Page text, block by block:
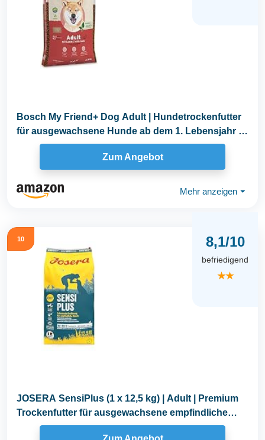
Bosch My Friend+ Dog Adult | Hundetrockenfutter
für ausgewachsene Hunde ab dem 1. Lebensjahr | 1
Zum Angebot
Mehr anzeigen ⏷
10 8,1/10
befriedigend
★★
JOSERA SensiPlus (1 x 12,5 kg) | Adult | Premium
Trockenfutter für ausgewachsene empfindliche
Hunde...